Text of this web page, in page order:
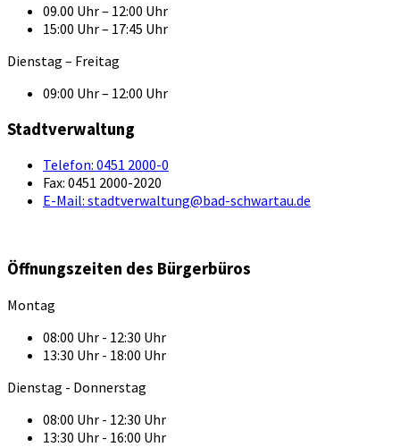
09.00 Uhr – 12:00 Uhr
15:00 Uhr – 17:45 Uhr
Dienstag – Freitag
09:00 Uhr – 12:00 Uhr
Stadtverwaltung
Telefon: 0451 2000-0
Fax: 0451 2000-2020
E-Mail: stadtverwaltung@bad-schwartau.de
Öffnungszeiten des Bürgerbüros
Montag
08:00 Uhr - 12:30 Uhr
13:30 Uhr - 18:00 Uhr
Dienstag - Donnerstag
08:00 Uhr - 12:30 Uhr
13:30 Uhr - 16:00 Uhr